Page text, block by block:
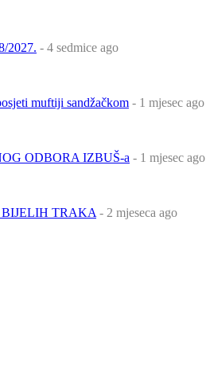
2027. - 4 sedmice ago
muftiji sandžačkom - 1 mjesec ago
ODBORA IZBUŠ-a - 1 mjesec ago
TRAKA - 2 mjeseca ago